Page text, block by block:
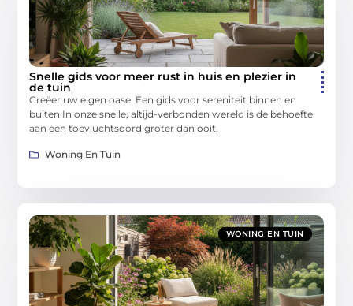
Snelle gids voor meer rust in huis en plezier in
de tuin
Creëer uw eigen oase: Een gids voor sereniteit binnen en
buiten In onze snelle, altijd-verbonden wereld is de behoefte
aan een toevluchtsoord groter dan ooit.
Woning En Tuin
WONING EN TUIN